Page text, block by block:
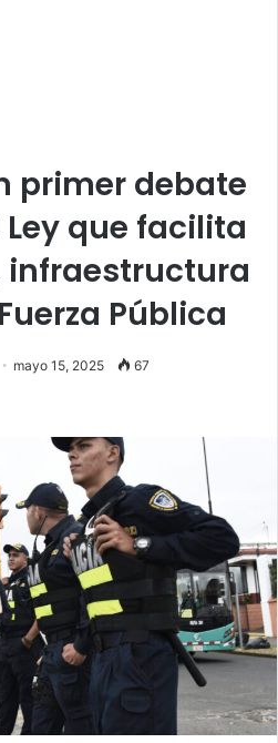
primer debate
que facilita
infraestructura
Pública
mayo 15, 2025 67